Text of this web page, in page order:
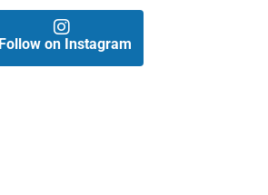
Follow on Instagram